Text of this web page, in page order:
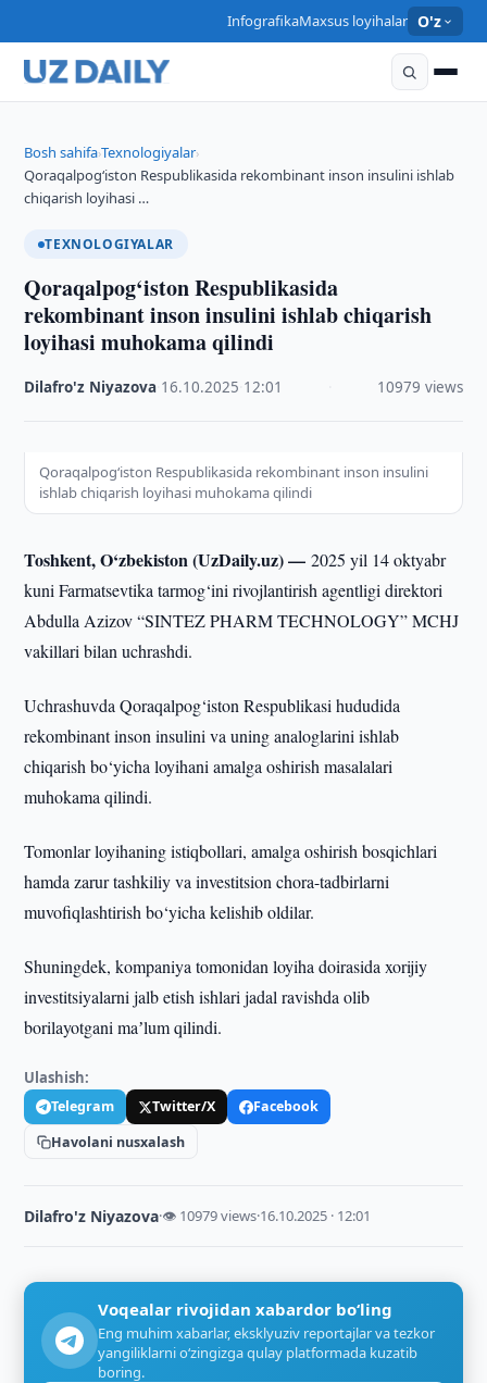
InfografikaMaxsus loyihalar O'z
Bosh sahifa›Texnologiyalar›
Qoraqalpog‘iston Respublikasida rekombinant inson insulini ishlab
chiqarish loyihasi …
TEXNOLOGIYALAR
Qoraqalpog‘iston Respublikasida
rekombinant inson insulini ishlab chiqarish
loyihasi muhokama qilindi
Dilafro'z Niyazova 16.10.2025 12:01 10979 views
Qoraqalpog‘iston Respublikasida rekombinant inson insulini
ishlab chiqarish loyihasi muhokama qilindi
Toshkent, O‘zbekiston (UzDaily.uz) —2025 yil 14 oktyabr
kuni Farmatsevtika tarmog‘ini rivojlantirish agentligi direktori
Abdulla Azizov “SINTEZ PHARM TECHNOLOGY” MCHJ
vakillari bilan uchrashdi.
Uchrashuvda Qoraqalpog‘iston Respublikasi hududida
rekombinant inson insulini va uning analoglarini ishlab
chiqarish bo‘yicha loyihani amalga oshirish masalalari
muhokama qilindi.
Tomonlar loyihaning istiqbollari, amalga oshirish bosqichlari
hamda zarur tashkiliy va investitsion chora-tadbirlarni
muvofiqlashtirish bo‘yicha kelishib oldilar.
Shuningdek, kompaniya tomonidan loyiha doirasida xorijiy
investitsiyalarni jalb etish ishlari jadal ravishda olib
borilayotgani maʼlum qilindi.
Ulashish:
Telegram Twitter/X
Facebook
Havolani nusxalash
Dilafro'z Niyazova·👁 10979 views·16.10.2025 · 12:01
Voqealar rivojidan xabardor bo‘ling
Eng muhim xabarlar, eksklyuziv reportajlar va tezkor
yangiliklarni o‘zingizga qulay platformada kuzatib
boring.